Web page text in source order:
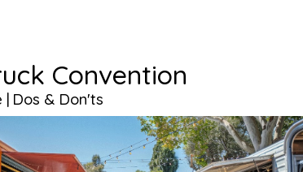
Convention
| Dos & Don'ts